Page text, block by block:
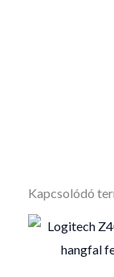
Kapcsolódó